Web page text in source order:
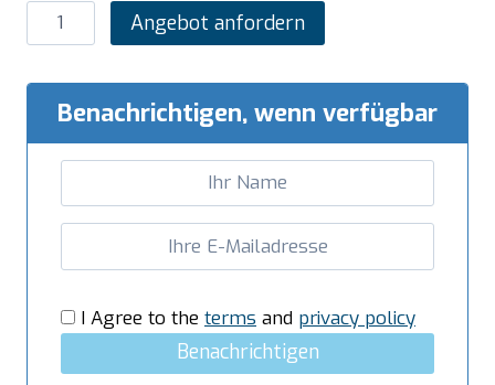
SARO
Einzelschublade
Arbeitstisch
Menge
Angebot anfordern
Benachrichtigen, wenn verfügbar
I Agree to the terms and privacy policy
Benachrichtigen